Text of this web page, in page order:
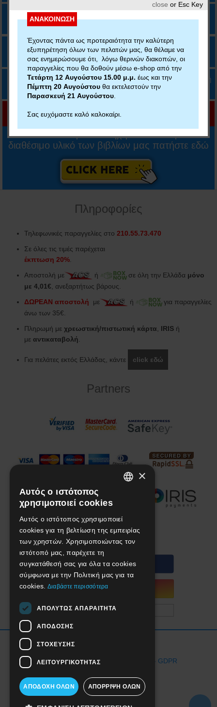
Τηλεφωνικές παραγγελίες στο
ΔΩΡΕΑΝ ΑΠΟΣΤΟΛΗάνω των 35€ με
Δυνατότητα πληρωμής με κάρτα, IRIS ή αντικαταβολή
Για να αποκτήσετε το ηχητικό υλικό ή άλλο
διαθέσιμο υλικό των βιβλίων μας πατήστε εδώ
Πληροφορίες
Τηλεφωνικές παραγγελίες στο 210.55.73.470
Σε όλες τις τιμές παρέχεται
έκπτωση 20%
Αποστολή με
ή σε όλη την Ελλάδα μόνο
με 4,01€ , ανεξαρτήτως βάρους.
ΔΩΡΕΑΝ αποστολή με ή
για παραγγελίες
άνω των 35€.
Πληρωμή με χρεωστική/πιστωτική κάρτα, IRIS ή
με αντικαταβολή.
Για πελάτες εκτός Ελλάδας, κάντε click εδώ
Partners
We are social!
Όροι Χρήσης Ιστοσελίδας
Προστασία Προσωπικών Δεδομένων - GDPR
close or Esc Key
ΑΝΑΚΟΙΝΩΣΗ
Έχοντας πάντα ως προτεραιότητα την καλύτερη
εξυπηρέτηση όλων των πελατών μας, θα θέλαμε να
σας ενημερώσουμε ότι, λόγω θερινών διακοπών, οι
παραγγελίες που θα δοθούν μέσω e-shop από την
Τετάρτη 12 Αυγούστου 15.00 μ.μ. έως και την
Πέμπτη 20 Αυγούστου θα εκτελεστούν την
Παρασκευή 21 Αυγούστου
Σας ευχόμαστε καλό καλοκαίρι.
×
Αυτός ο ιστότοπος
χρησιμοποιεί cookies
Αυτός ο ιστότοπος χρησιμοποιεί
cookies για τη βελτίωση της εμπειρίας
των χρηστών. Χρησιμοποιώντας τον
ιστότοπό μας, παρέχετε τη
συγκατάθεσή σας για όλα τα cookies
σύμφωνα με την Πολιτική μας για τα
cookies. Διαβάστε περισσότερα
ΑΠΟΛΎΤΩΣ ΑΠΑΡΑΊΤΗΤΑ
ΑΠΌΔΟΣΗΣ
ΣΤΌΧΕΥΣΗΣ
ΛΕΙΤΟΥΡΓΙΚΌΤΗΤΑΣ
ΑΠΟΔΟΧΉ ΌΛΩΝ ΑΠΌΡΡΙΨΗ ΌΛΩΝ